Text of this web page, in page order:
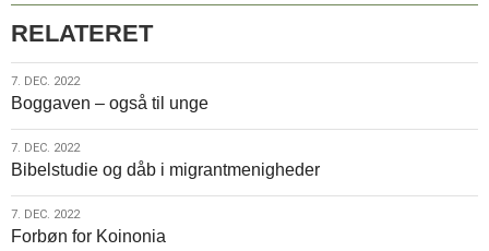
RELATERET
7.
dec.
2022
7. DEC. 2022
Boggaven – også til unge
7.
dec.
2022
7. DEC. 2022
Bibelstudie og dåb i migrantmenigheder
7.
dec.
7. DEC. 2022
Forbøn for Koinonia